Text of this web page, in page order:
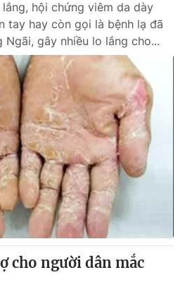
897 897
thức nếu không có sự chấp
nguồn VTV.vn khi phát hành lại
hội chứng viêm da dày
tay hay còn gọi là bệnh lạ đã
gây nhiều lo lắng cho...
cho người dân mắc